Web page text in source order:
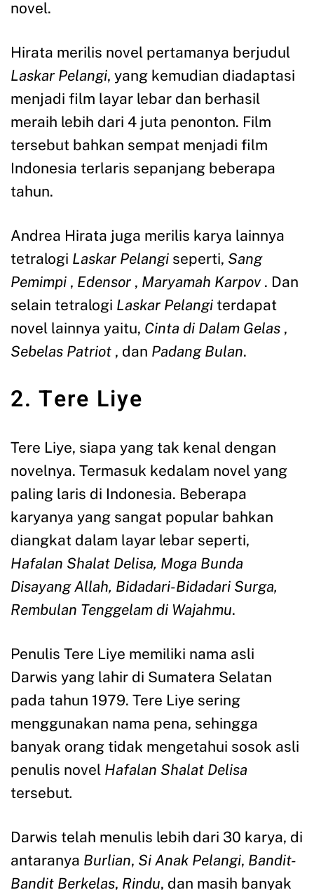
novel.
Hirata merilis novel pertamanya berjudul
Laskar Pelangi, yang kemudian diadaptasi
menjadi film layar lebar dan berhasil
meraih lebih dari 4 juta penonton. Film
tersebut bahkan sempat menjadi film
Indonesia terlaris sepanjang beberapa
tahun.
Andrea Hirata juga merilis karya lainnya
tetralogi Laskar Pelangi seperti, Sang
Pemimpi , Edensor , Maryamah Karpov. Dan
selain tetralogi Laskar Pelangi terdapat
novel lainnya yaitu, Cinta di Dalam Gelas ,
Sebelas Patriot , dan Padang Bulan.
2. Tere Liye
Tere Liye, siapa yang tak kenal dengan
novelnya. Termasuk kedalam novel yang
paling laris di Indonesia. Beberapa
karyanya yang sangat popular bahkan
diangkat dalam layar lebar seperti,
Hafalan Shalat Delisa, Moga Bunda
Disayang Allah, Bidadari-Bidadari Surga,
Rembulan Tenggelam di Wajahmu.
Penulis Tere Liye memiliki nama asli
Darwis yang lahir di Sumatera Selatan
pada tahun 1979. Tere Liye sering
menggunakan nama pena, sehingga
banyak orang tidak mengetahui sosok asli
penulis novel Hafalan Shalat Delisa
tersebut.
Darwis telah menulis lebih dari 30 karya, di
antaranya Burlian, Si Anak Pelangi, Bandit-
Bandit Berkelas, Rindu, dan masih banyak